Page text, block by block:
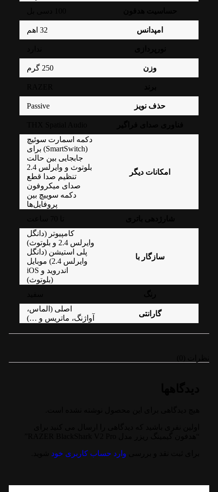
امپدانس 32 اهم
وزن 250 گرم
حذف نویز Passive
امکانات دیگر
دکمه اسمارت سوئیچ
(SmartSwitch) برای
جابجایی بین حالت
بلوتوث و وایرلس 2.4
تنظیم صدا قطع
صدای میکروفون
دکمه سوییچ بین
پروفایل‌ها
سازگار با
کامپیوتر (دانگل
وایرلس 2.4 و بلوتوث)
پلی استیشن (دانگل
وایرلس 2.4) موبایل
اندروید و iOS
(بلوتوث)
گارانتی
اصلی (الماس،
آواژنگ، ماتریس و …)
وارد حساب کاربری خود